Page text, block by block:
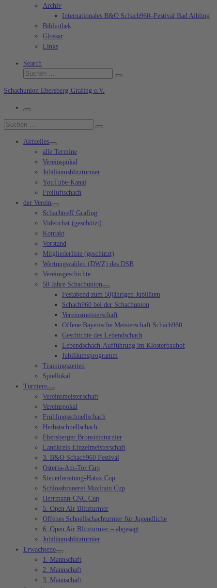
Archiv
Internationales B&O Schach960–Festival Bad Aibling
Bibliothek
Glossar
Links
Search
Suche
Suchen …
Schachunion Ebersberg-Grafing e.V.
Menü
Suche
Suchen …
Aktuelles
alle Termine
Vereinspokal
Jubiläumsblitzturnier
YouTube-Kanal
Freiluftschach
der Verein
Schachtreff Grafing
Videochat (geschützt)
Kontakt
Vorstand
Mitgliederliste (geschützt)
Wertungszahlen (DWZ) des DSB
Vereinsgeschichte
50 Jahre Schachunion
Festabend zum 50jährigen Jubiläum
Schach960 bei der Schachunion
Vereinsmeisterschaft
Offene Bayerische Meisterschaft Schach960
Geschichte des Lebendschach
Lebendschach-Aufführung im Klosterbauhof
Jubiläumsprogramm
Trainingszeiten
Spiellokal
Turniere
Vereinsmeisterschaft
Vereinspokal
Frühlingsschnellschach
Herbstschnellschach
Ebersberger Bronsteinturnier
Landkreis-Einzelmeisterschaft
3. B&O Schach960 Festival
Osteria-Am-Tor Cup
Steuerberatung-Hatax Cup
Schlossbrauerei Maxlrain Cup
Herrmann-CNC Cup
5. Open Air Blitzturnier
Offenes Schnellschachturnier für Jugendliche
6. Open Air Blitzturnier – abgesagt
Jubiläumsblitzturnier
Erwachsene
1. Mannschaft
2. Mannschaft
3. Mannschaft